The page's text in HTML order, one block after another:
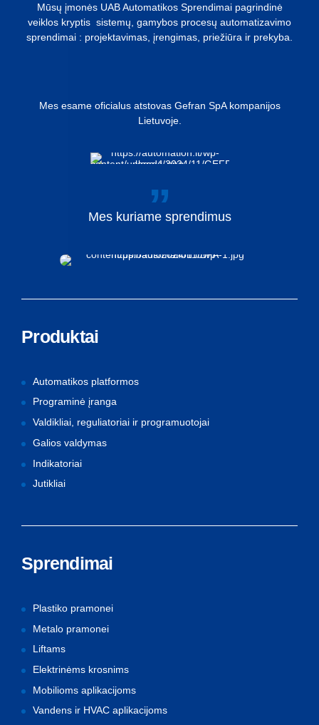
Mūsų įmonės UAB Automatikos Sprendimai pagrindinė
veiklos kryptis sistemų, gamybos procesų automatizavimo
sprendimai : projektavimas, įrengimas, priežiūra ir prekyba.
Mes esame oficialus atstovas Gefran SpA kompanijos
Lietuvoje.
Mes kuriame sprendimus
Produktai
Automatikos platformos
Programinė įranga
Valdikliai, reguliatoriai ir programuotojai
Galios valdymas
Indikatoriai
Jutikliai
Sprendimai
Plastiko pramonei
Metalo pramonei
Liftams
Elektrinėms krosnims
Mobilioms aplikacijoms
Vandens ir HVAC aplikacijoms